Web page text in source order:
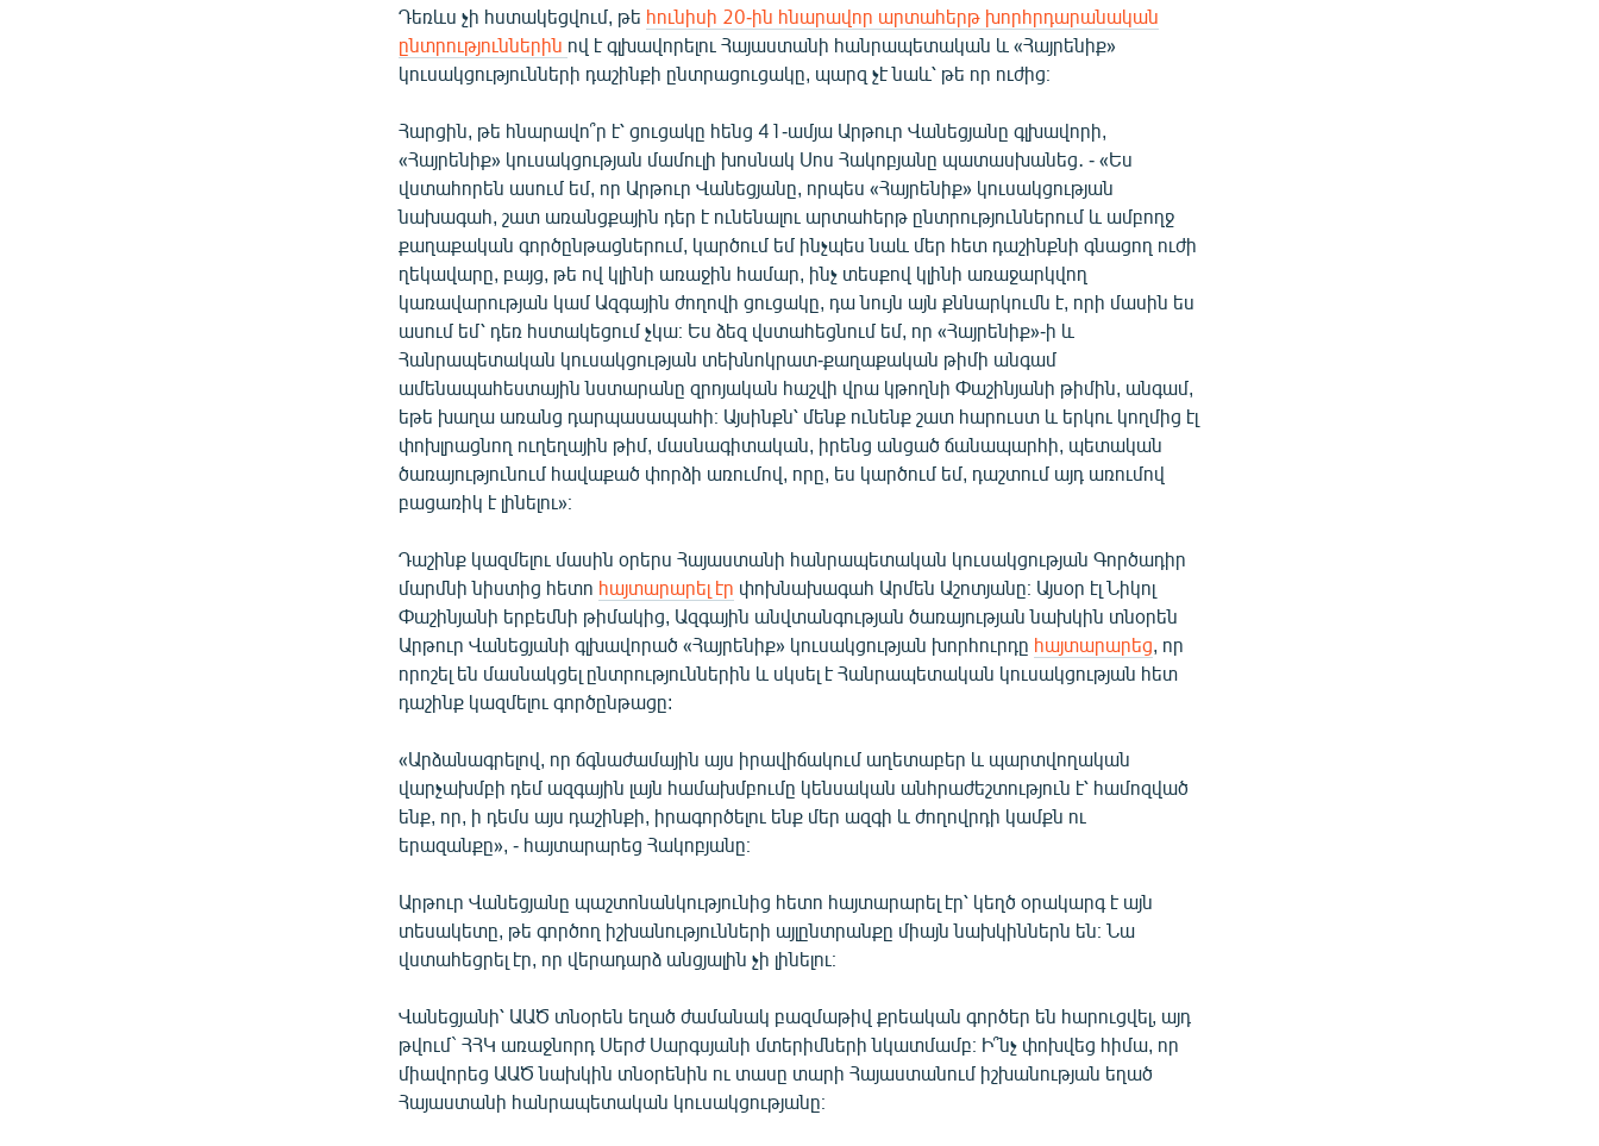
Դեռևս չի հստակեցվում, թե հունիսի 20-ին հնարավոր արտահերթ խորհրդարանական
ընտրություններին ով է գլխավորելու Հայաստանի հանրապետական և «Հայրենիք»
կուսակցությունների դաշինքի ընտրացուցակը, պարզ չէ նաև՝ թե որ ուժից։
Հարցին, թե հնարավո՞ր է՝ ցուցակը հենց 41-ամյա Արթուր Վանեցյանը գլխավորի,
«Հայրենիք» կուսակցության մամուլի խոսնակ Սոս Հակոբյանը պատասխանեց․ - «Ես
վստահորեն ասում եմ, որ Արթուր Վանեցյանը, որպես «Հայրենիք» կուսակցության
նախագահ, շատ առանցքային դեր է ունենալու արտահերթ ընտրություններում և ամբողջ
քաղաքական գործընթացներում, կարծում եմ ինչպես նաև մեր հետ դաշինքնի գնացող ուժի
ղեկավարը, բայց, թե ով կլինի առաջին համար, ինչ տեսքով կլինի առաջարկվող
կառավարության կամ Ազգային ժողովի ցուցակը, դա նույն այն քննարկումն է, որի մասին ես
ասում եմ՝ դեռ հստակեցում չկա։ Ես ձեզ վստահեցնում եմ, որ «Հայրենիք»-ի և
Հանրապետական կուսակցության տեխնոկրատ-քաղաքական թիմի անգամ
ամենապահեստային նստարանը զրոյական հաշվի վրա կթողնի Փաշինյանի թիմին, անգամ,
եթե խաղա առանց դարպասապահի։ Այսինքն՝ մենք ունենք շատ հարուստ և երկու կողմից էլ
փոխլրացնող ուղեղային թիմ, մասնագիտական, իրենց անցած ճանապարհի, պետական
ծառայությունում հավաքած փորձի առումով, որը, ես կարծում եմ, դաշտում այդ առումով
բացառիկ է լինելու»։
Դաշինք կազմելու մասին օրերս Հայաստանի հանրապետական կուսակցության Գործադիր
մարմնի նիստից հետո հայտարարել էր փոխնախագահ Արմեն Աշոտյանը։ Այսօր էլ Նիկոլ
Փաշինյանի երբեմնի թիմակից, Ազգային անվտանգության ծառայության նախկին տնօրեն
Արթուր Վանեցյանի գլխավորած «Հայրենիք» կուսակցության խորհուրդը հայտարարեց, որ
որոշել են մասնակցել ընտրություններին և սկսել է Հանրապետական կուսակցության հետ
դաշինք կազմելու գործընթացը:
«Արձանագրելով, որ ճգնաժամային այս իրավիճակում աղետաբեր և պարտվողական
վարչախմբի դեմ ազգային լայն համախմբումը կենսական անհրաժեշտություն է՝ համոզված
ենք, որ, ի դեմս այս դաշինքի, իրագործելու ենք մեր ազգի և ժողովրդի կամքն ու
երազանքը», - հայտարարեց Հակոբյանը։
Արթուր Վանեցյանը պաշտոնանկությունից հետո հայտարարել էր՝ կեղծ օրակարգ է այն
տեսակետը, թե գործող իշխանությունների այլընտրանքը միայն նախկիններն են։ Նա
վստահեցրել էր, որ վերադարձ անցյալին չի լինելու։
Վանեցյանի՝ ԱԱԾ տնօրեն եղած ժամանակ բազմաթիվ քրեական գործեր են հարուցվել, այդ
թվում` ՀՀԿ առաջնորդ Սերժ Սարգսյանի մտերիմների նկատմամբ։ Ի՞նչ փոխվեց հիմա, որ
միավորեց ԱԱԾ նախկին տնօրենին ու տասը տարի Հայաստանում իշխանության եղած
Հայաստանի հանրապետական կուսակցությանը։